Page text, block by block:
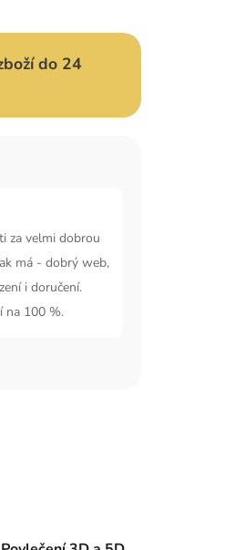
do 24
za velmi dobrou
má - dobrý web,
i doručení.
na 100 %.